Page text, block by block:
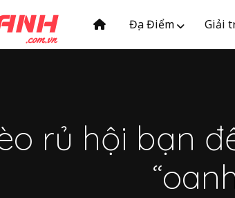
Địa Điểm Giải
rủ hội bạn